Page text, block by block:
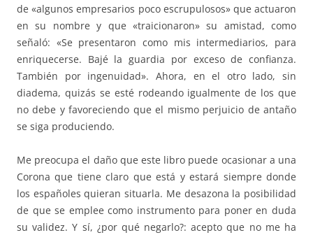
de «algunos empresarios poco escrupulosos» que actuaron
en su nombre y que «traicionaron» su amistad, como
señaló: «Se presentaron como mis intermediarios, para
enriquecerse. Bajé la guardia por exceso de confianza.
También por ingenuidad». Ahora, en el otro lado, sin
diadema, quizás se esté rodeando igualmente de los que
no debe y favoreciendo que el mismo perjuicio de antaño
se siga produciendo.
Me preocupa el daño que este libro puede ocasionar a una
Corona que tiene claro que está y estará siempre donde
los españoles quieran situarla. Me desazona la posibilidad
de que se emplee como instrumento para poner en duda
su validez. Y sí, ¿por qué negarlo?: acepto que no me ha